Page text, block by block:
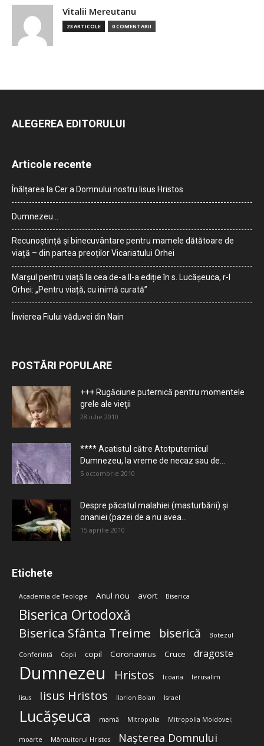
Vitalii Mereutanu
23 ARTICOLE 0 COMENTARII
ALEGEREA EDITORULUI
Articole recente
Înălțarea la Cer a Domnului nostru Iisus Hristos
Dumnezeu…
Recunoștință și binecuvântare pentru mamele dătătoare de
viață – din partea preoților Vicariatului Orhei
Marșul pentru viață la cea de-a II-a ediție în s. Lucășeuca, r-l
Orhei: „Pentru viață, cu inimă curată”
Învierea Fiului văduvei din Nain
POSTĂRI POPULARE
+++ Rugăciune puternică pentru momentele
grele ale vieţii
28 iulie 2010
**** Acatistul către Atotputernicul
Dumnezeu, la vreme de necaz sau de...
5 octombrie 2010
Despre păcatul malahiei (masturbării) şi
onaniei (pazei de a nu avea...
15 aprilie 2010
Etichete
Academia de Teologie Anul nou avort Biserica
Biserica Ortodoxă
Biserica Sfânta Treime biserică Botezul
Conferință Copii copil Coronavirus Cruce dragoste
Dumnezeu Hristos Icoana Ierusalim
Iisus Iisus Hristos Ilarion Boian Israel
Lucășeuca mamă Mitropolia Mitropolia Moldovei;
moarte Mântuitorul Hristos Nașterea Domnului